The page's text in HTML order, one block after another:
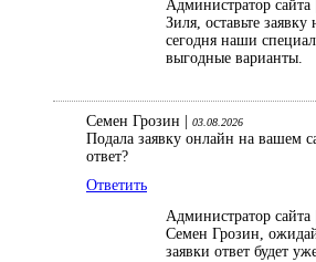
Администратор сайта |
Зиля, оставьте
сегодня наши
выгодные варианты.
Семен Грозин | 03.08.2026
Подала заявку онлайн на вашем
ответ?
Ответить
Администратор сайта |
Семен Грозин,
заявки ответ будет